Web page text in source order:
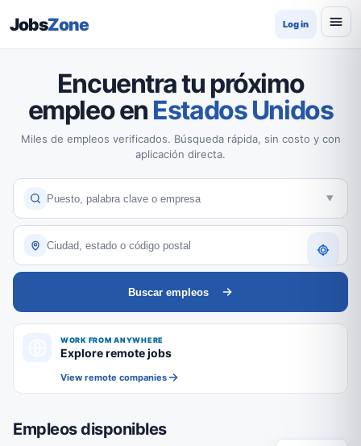
JobsZone Log in
Encuentra tu próximo
empleo en Estados Unidos
Miles de empleos verificados. Búsqueda rápida, sin costo y con
aplicación directa.
Buscar empleos
WORK FROM ANYWHERE
Explore remote jobs
View remote companies
Empleos disponibles